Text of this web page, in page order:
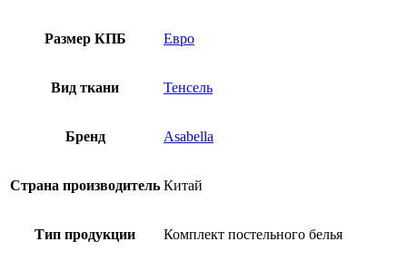
Размер КПБ Евро
Вид ткани Тенсель
Бренд Asabella
Страна производитель Китай
Тип продукции Комплект постельного белья